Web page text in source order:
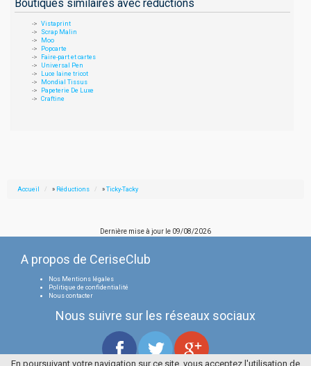
Boutiques similaires avec réductions
Vistaprint
Scrap Malin
Moo
Popcarte
Faire-part et cartes
Universal Pen
Luce laine tricot
Mondial Tissus
Papeterie De Luxe
Craftine
Accueil » Réductions » Ticky-Tacky
Dernière mise à jour le 09/08/2026
A propos de CeriseClub
Nos Mentions légales
Politique de confidentialité
Nous contacter
Nous suivre sur les réseaux sociaux
En poursuivant votre navigation sur ce site, vous acceptez l'utilisation de